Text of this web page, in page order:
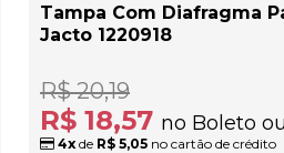
Tampa Com Diafragma
Jacto 1220918
R$ 18,57 no Boleto
R$ 20,19
4x de R$ 5,05 no cartão de crédito